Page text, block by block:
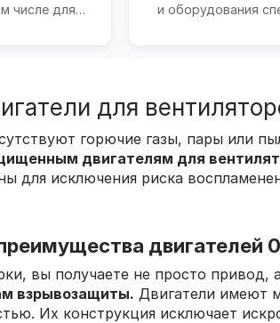
числе для
и оборудования
для
горючие газы, пары или
двигателям для
для исключения риска
двигателей
вы получаете не просто
взрывозащиты. Двигатели имеют
Их конструкция исключает